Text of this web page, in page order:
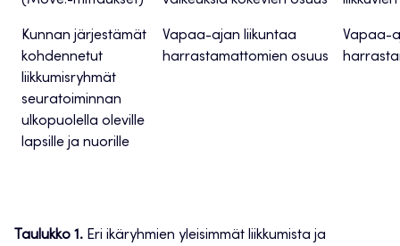
Kunnan järjestämät
kohdennetut
liikkumisryhmät
seuratoiminnan
ulkopuolella oleville
lapsille ja nuorille
Vapaa-ajan liikuntaa
harrastamattomien osuus
Vapaa-
Taulukko 1. Eri ikäryhmien yleisimmät liikkumista ja